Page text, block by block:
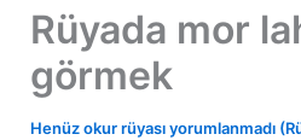
Rüyada mor
görmek
Henüz okur rüyası yorumlanmadı